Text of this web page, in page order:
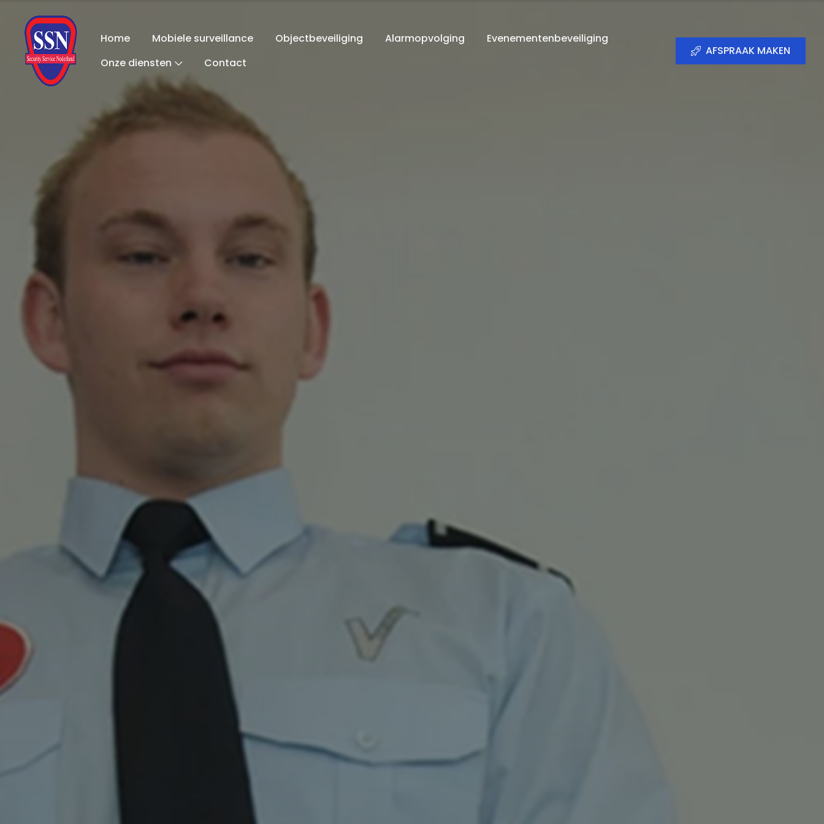
Home Mobiele surveillance Objectbeveiliging Alarmopvolging
Evenementenbeveiliging
Onze diensten
Contact
AFSPRAAK MAKEN